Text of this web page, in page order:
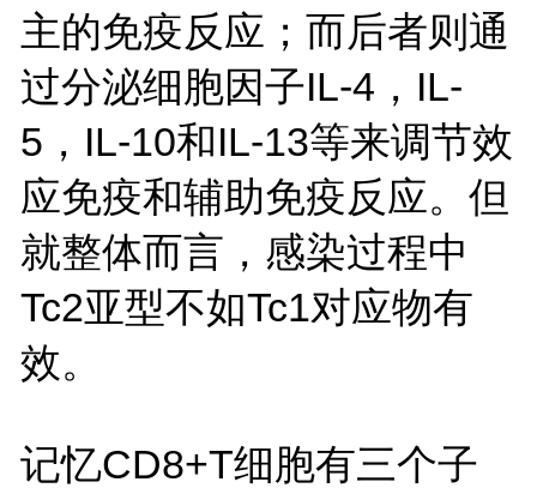
主的免疫反应；而后者则通
过分泌细胞因子IL-4，IL-
5，IL-10和IL-13等来调节效
应免疫和辅助免疫反应。但
就整体而言，感染过程中
Tc2亚型不如Tc1对应物有
效。
记忆CD8+T细胞有三个子